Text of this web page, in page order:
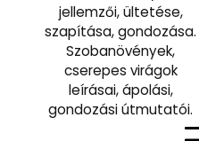
jellemzői, ültetése,
szapítása, gondozása.
Szobanövények,
cserepes virágok
leírásai, ápolási,
gondozási útmutatói.